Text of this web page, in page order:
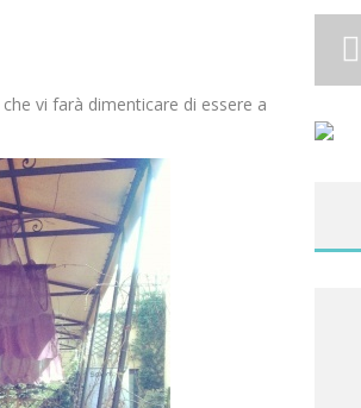
vi farà dimenticare di essere a